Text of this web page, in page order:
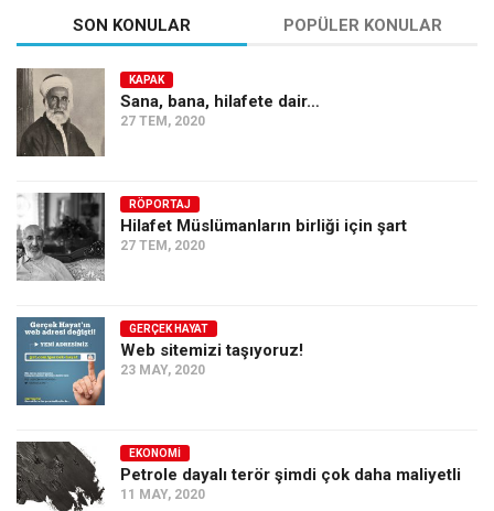
SON KONULAR POPÜLER KONULAR
KAPAK
Sana, bana, hilafete dair…
27 TEM, 2020
RÖPORTAJ
Hilafet Müslümanların birliği için şart
27 TEM, 2020
GERÇEK HAYAT
Web sitemizi taşıyoruz!
23 MAY, 2020
EKONOMI
Petrole dayalı terör şimdi çok daha maliyetli
11 MAY, 2020